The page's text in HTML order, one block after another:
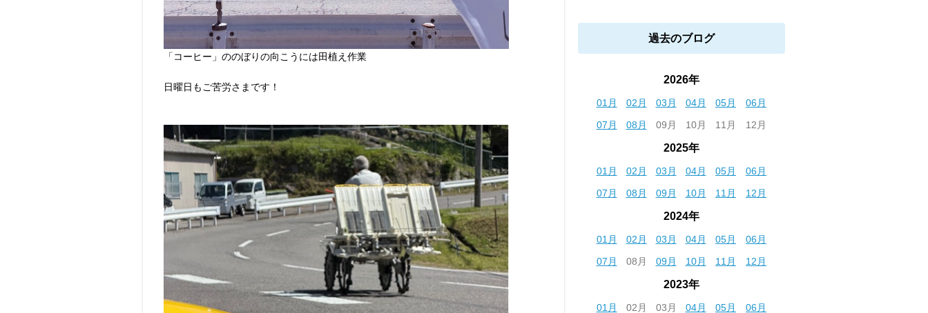
「コーヒー」ののぼりの向こうには田植え作業
日曜日もご苦労さまです！
過去のブログ
2026年
01月 02月 03月 04月 05月
06月
07月
08月 09月 10月 11月 12月
2025年
01月 02月 03月 04月 05月
06月
07月
08月 09月 10月 11月 12月
2024年
01月 02月 03月 04月 05月
06月
07月
08月 09月 10月 11月 12月
2023年
01月 02月 03月 04月 05月 06月